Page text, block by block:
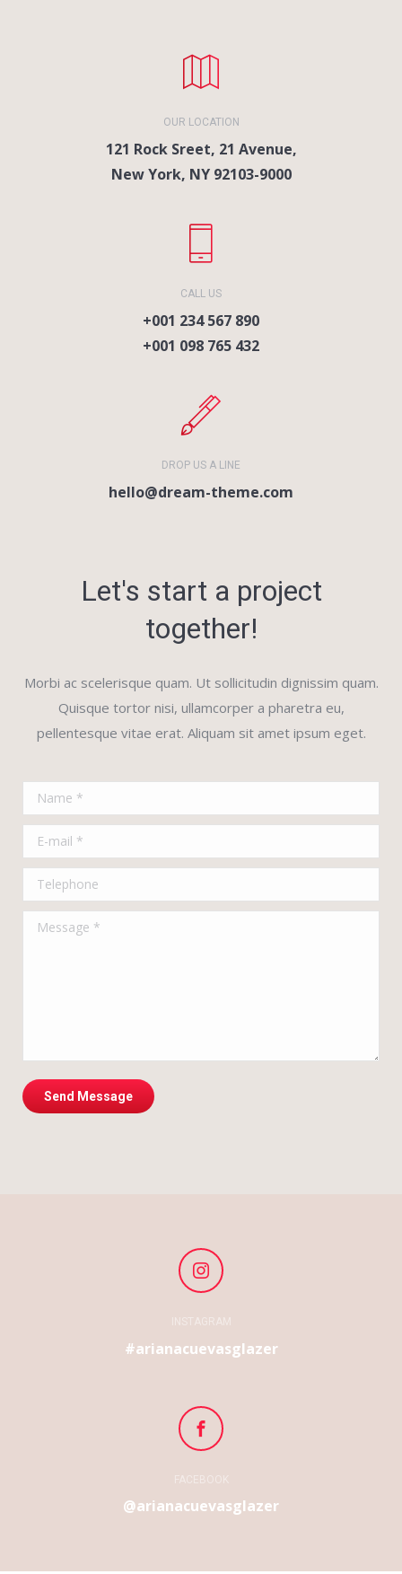
OUR LOCATION
121 Rock Sreet, 21 Avenue,
New York, NY 92103-9000
CALL US
+001 234 567 890
+001 098 765 432
DROP US A LINE
hello@dream-theme.com
Let's start a project
together!
Morbi ac scelerisque quam. Ut sollicitudin dignissim quam.
Quisque tortor nisi, ullamcorper a pharetra eu,
pellentesque vitae erat. Aliquam sit amet ipsum eget.
Name *
E-mail *
Telephone
Message *
Send Message
#arianacuevasglazer
@arianacuevasglazer